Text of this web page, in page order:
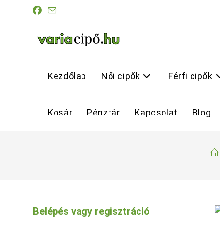
Kezdőlap Női cipők Férfi cipők
Kosár Pénztár Kapcsolat Blog
Belépés vagy regisztráció